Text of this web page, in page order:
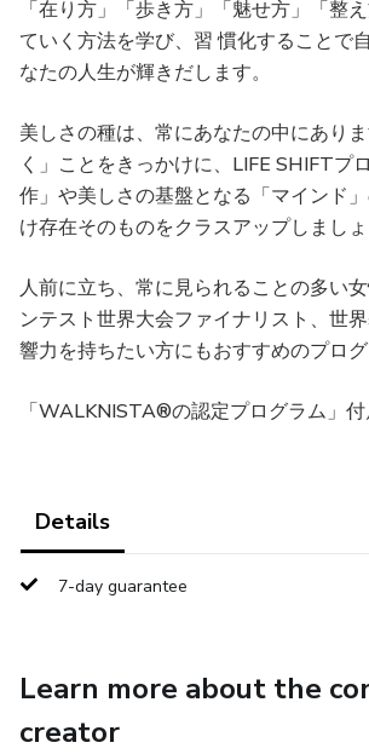
「在り方」「歩き方」「魅せ方」「整
ていく方法を学び、習 慣化することで
なたの人生が輝きだします。
美しさの種は、常にあなたの中にあり
く」ことをきっかけに、LIFE SHIFTプ
作」や美しさの基盤となる「マインド
け存在そのものをクラスアップしましょ
人前に立ち、常に見られることの多い
ンテスト世界大会ファイナリスト、世
響力を持ちたい方にもおすすめのプログ
「WALKNISTA®の認定プログラム」付
Details
7-day guarantee
Learn more about the
creator